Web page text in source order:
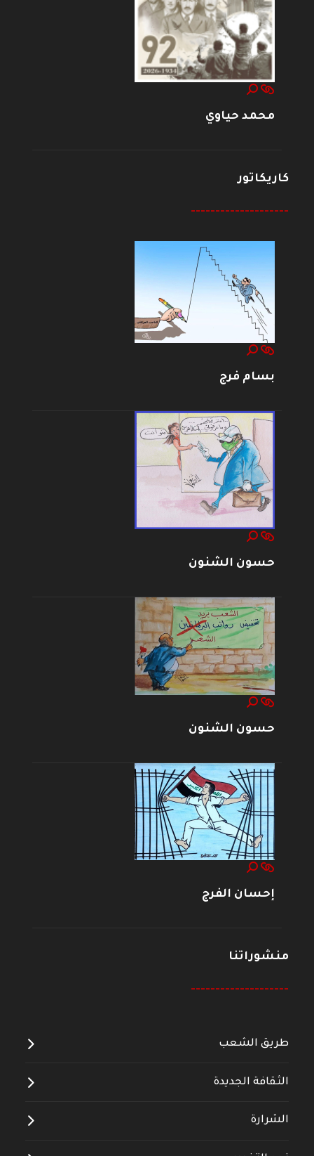
محمد حياوي
كاريكاتور
--------------------
بسام فرج
حسون الشنون
حسون الشنون
إحسان الفرج
منشوراتنا
--------------------
طريق الشعب
الثقافة الجديدة
الشرارة